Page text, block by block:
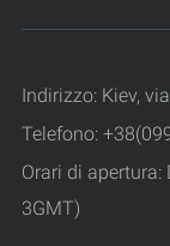
Indirizzo: Kiev,
Telefono:
Orari di apertura:
3GMT)